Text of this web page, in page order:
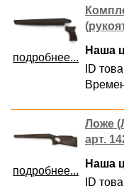
подробнее...
Наша
ID
подробнее...
Ложе
арт.
Наша
ID